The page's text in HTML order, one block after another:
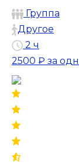
Группа
Другое
2 ч
2500 ₽ за